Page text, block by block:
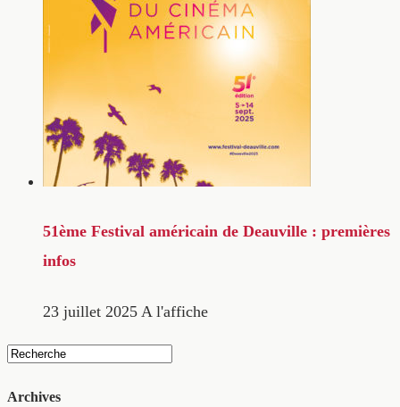
51ème Festival américain de Deauville : premières
infos
23 juillet 2025 A l'affiche
Archives